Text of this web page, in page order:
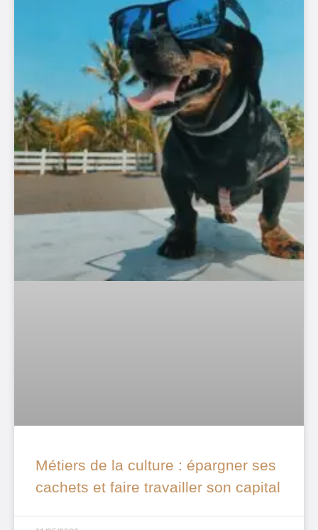
Métiers de la culture : épargner ses
cachets et faire travailler son capital